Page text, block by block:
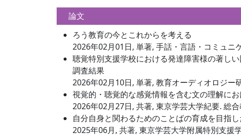
論文
ろう教育の今とこれからを考える
2026年02月01日, 単著, 手話・言語・コミュニ
聴覚特別支援学校における発達障害様の著し
調査結果
2026年02月10日, 単著, 教育オーディオロジー
視覚的・聴覚的な感覚情報を含む文の理解に
2026年02月27日, 共著, 東京学芸大学紀要. 総
自分自身と関わるためのことばの育成を目指し
2025年06月, 共著, 東京学芸大学附属特別支援